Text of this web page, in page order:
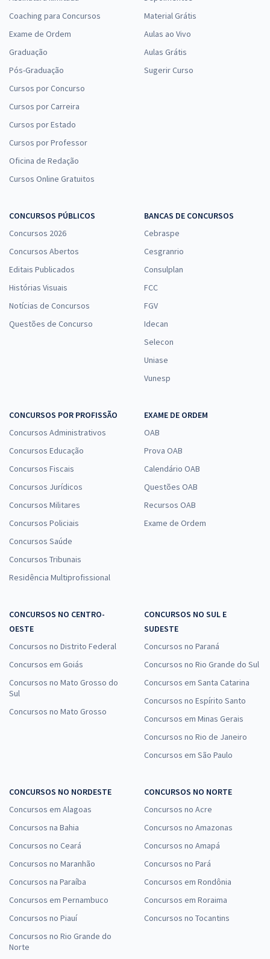
Coaching para Concursos
Exame de Ordem
Graduação
Pós-Graduação
Cursos por Concurso
Cursos por Carreira
Cursos por Estado
Cursos por Professor
Oficina de Redação
Cursos Online Gratuitos
Material Grátis
Aulas ao Vivo
Aulas Grátis
Sugerir Curso
CONCURSOS PÚBLICOS
Concursos 2026
Concursos Abertos
Editais Publicados
Histórias Visuais
Notícias de Concursos
Questões de Concurso
BANCAS DE CONCURSOS
Cebraspe
Cesgranrio
Consulplan
FCC
FGV
Idecan
Selecon
Uniase
Vunesp
CONCURSOS POR PROFISSÃO
Concursos Administrativos
Concursos Educação
Concursos Fiscais
Concursos Jurídicos
Concursos Militares
Concursos Policiais
Concursos Saúde
Concursos Tribunais
Residência Multiprofissional
EXAME DE ORDEM
OAB
Prova OAB
Calendário OAB
Questões OAB
Recursos OAB
Exame de Ordem
CONCURSOS NO CENTRO-
OESTE
Concursos no Distrito Federal
Concursos em Goiás
Concursos no Mato Grosso do
Sul
Concursos no Mato Grosso
CONCURSOS NO SUL E
SUDESTE
Concursos no Paraná
Concursos no Rio Grande do Sul
Concursos em Santa Catarina
Concursos no Espírito Santo
Concursos em Minas Gerais
Concursos no Rio de Janeiro
Concursos em São Paulo
CONCURSOS NO NORDESTE
Concursos em Alagoas
Concursos na Bahia
Concursos no Ceará
Concursos no Maranhão
Concursos na Paraíba
Concursos em Pernambuco
Concursos no Piauí
Concursos no Rio Grande do
Norte
CONCURSOS NO NORTE
Concursos no Acre
Concursos no Amazonas
Concursos no Amapá
Concursos no Pará
Concursos em Rondônia
Concursos em Roraima
Concursos no Tocantins